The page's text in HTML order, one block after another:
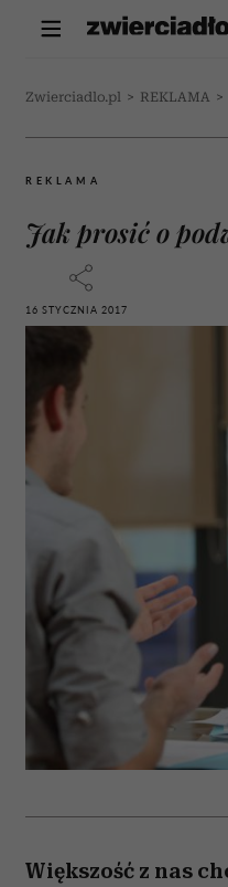
Zwierciadlo.pl > REKLAMA >
REKLAMA
Jak prosić o
16 STYCZNIA 2017
Większość z nas